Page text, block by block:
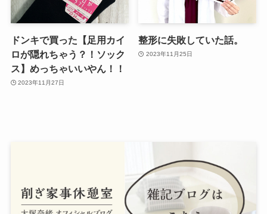
ドンキで買った【足用カイ
ロが隠れちゃう？！ソック
ス】めっちゃいいやん！！
2023年11月27日
整形に失敗していた話。
2023年11月25日